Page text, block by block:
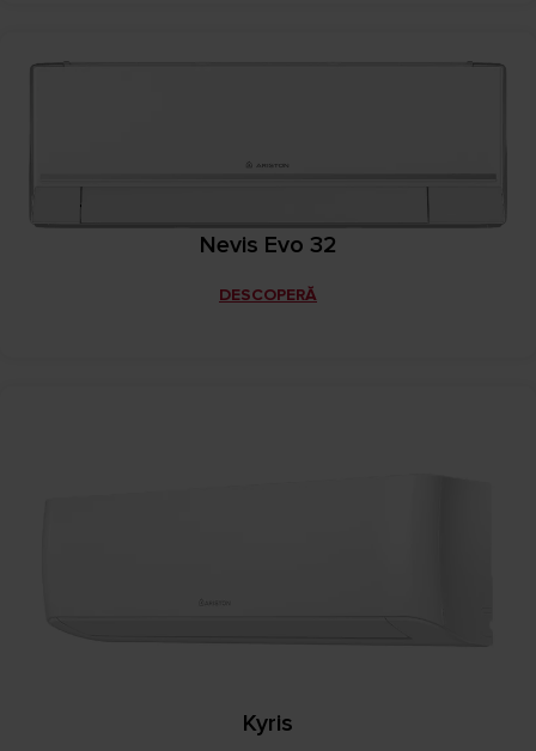
Nevis Evo 32
DESCOPERĂ
Kyris